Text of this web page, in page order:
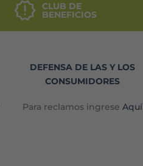
CLUB DE
BENEFICIOS
DEFENSA DE LAS Y LOS
CONSUMIDORES
Para reclamos ingrese Aquí